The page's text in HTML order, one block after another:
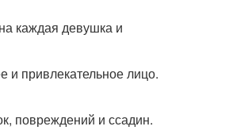
каждая девушка и
привлекательное лицо.
повреждений и ссадин.